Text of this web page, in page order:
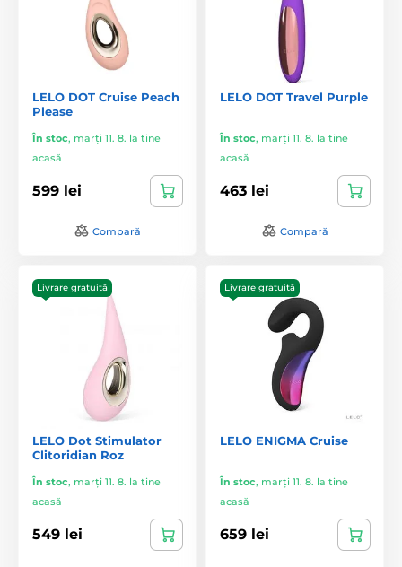
LELO DOT Cruise Peach
Please
În stoc, marți 11. 8. la tine
acasă
599 lei
Compară
LELO DOT Travel Purple
În stoc, marți 11. 8. la tine
acasă
463 lei
Compară
Livrare gratuită
LELO Dot Stimulator
Clitoridian Roz
În stoc, marți 11. 8. la tine
acasă
549 lei
Livrare gratuită
LELO ENIGMA Cruise
În stoc, marți 11. 8. la tine
acasă
659 lei